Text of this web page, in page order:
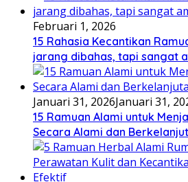
Februari 1, 2026
15 Rahasia Kecantikan
jarang dibahas, tapi sangat
Januari 31, 2026Januari 31,
15 Ramuan Alami untuk
Secara Alami dan